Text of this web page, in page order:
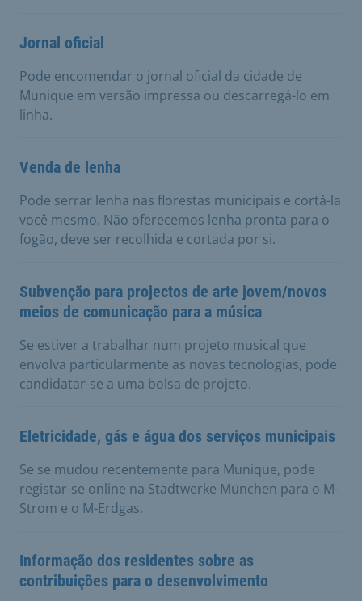
Jornal oficial
Pode encomendar o jornal oficial da cidade de
Munique em versão impressa ou descarregá-lo em
linha.
Venda de lenha
Pode serrar lenha nas florestas municipais e cortá-la
você mesmo. Não oferecemos lenha pronta para o
fogão, deve ser recolhida e cortada por si.
Subvenção para projectos de arte jovem/novos
meios de comunicação para a música
Se estiver a trabalhar num projeto musical que
envolva particularmente as novas tecnologias, pode
candidatar-se a uma bolsa de projeto.
Eletricidade, gás e água dos serviços municipais
Se se mudou recentemente para Munique, pode
registar-se online na Stadtwerke München para o M-
Strom e o M-Erdgas.
Informação dos residentes sobre as
contribuições para o desenvolvimento